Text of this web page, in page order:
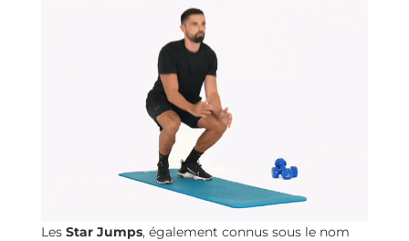
Les Star Jumps, également connus sous le nom